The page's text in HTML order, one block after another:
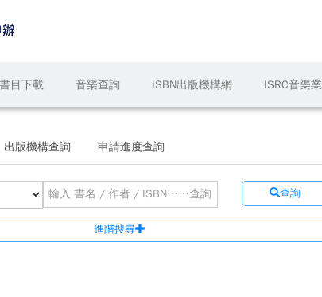
書目下載 音樂查詢 ISBN出版機構網 ISRC音樂
出版機構查詢 申請進度查詢
查詢
進階搜尋